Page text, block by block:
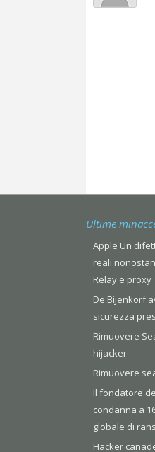
Ultime
Apple Un
reali
Relay e proxy
De Bijenkorf
sicurezza
Rimuovere
hijacker
Rimuovere
Il fondatore
condanna a
globale di
Hacker